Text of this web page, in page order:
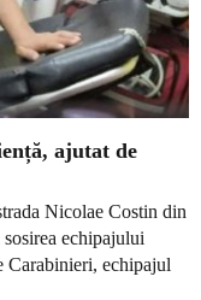
ajutat de
Nicolae Costin din
echipajului
Carabinieri, echipajul